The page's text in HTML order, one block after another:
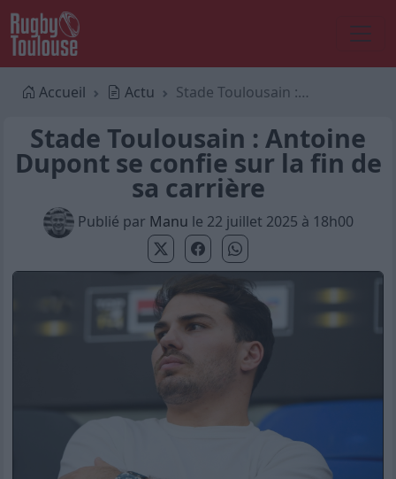
Accueil Actu Stade Toulousain : Antoine Dupont se confie sur la fin de sa carrière
Stade Toulousain : Antoine
Dupont se confie sur la fin de
sa carrière
Publié par Manu le 22 juillet 2025 à 18h00